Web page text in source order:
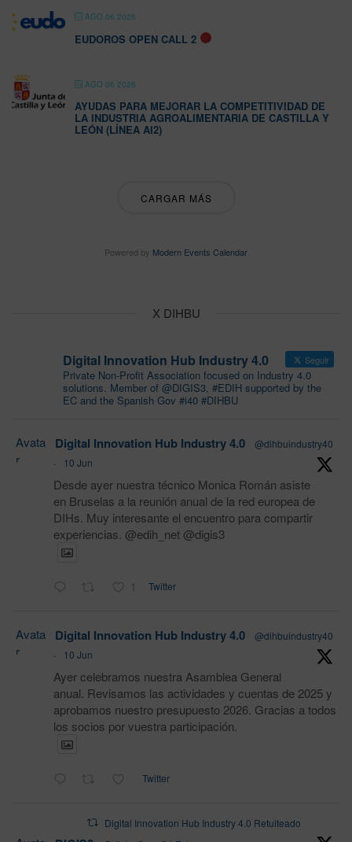
AGO 06 2026
EUDOROS OPEN CALL 2
AGO 06 2026
AYUDAS PARA MEJORAR LA COMPETITIVIDAD DE
LA INDUSTRIA AGROALIMENTARIA DE CASTILLA Y
LEÓN (LÍNEA AI2)
CARGAR MÁS
Powered by Modern Events Calendar
X DIHBU
Digital Innovation Hub Industry 4.0 Seguir
Private Non-Profit Association focused on Industry 4.0
solutions. Member of @DIGIS3, #EDIH supported by the
EC and the Spanish Gov #i40 #DIHBU
Avata
r
Digital Innovation Hub Industry 4.0
@dihbuindustry40
·
10 Jun
Desde ayer nuestra técnico Monica Román asiste
en Bruselas a la reunión anual de la red europea de
DIHs. Muy interesante el encuentro para compartir
experiencias. @edih_net @digis3
1 Twitter
Avata
r
Digital Innovation Hub Industry 4.0
@dihbuindustry40
·
10 Jun
Ayer celebramos nuestra Asamblea General
anual. Revisamos las actividades y cuentas de 2025 y
aprobamos nuestro presupuesto 2026. Gracias a todos
los socios por vuestra participación.
Twitter
Digital Innovation Hub Industry 4.0 Retuiteado